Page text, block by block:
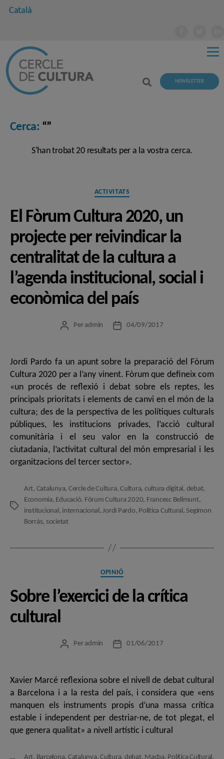
Català
NEWSLETTER
Cerca: “”
S'han trobat 20 resultats per a la vostra cerca.
Categories
ACTIVITATS
El Fòrum Cultura 2020, un
projecte per reivindicar la
centralitat de la cultura a
l’agenda institucional, social i
econòmica del país
Autor
Per admin
Data04/09/2017
Jordi Pardo fa un apunt sobre la preparació del Fòrum
Cultura 2020 per a l’any vinent. Fòrum que defineix com
«un procés de reflexió i debat sobre els reptes, les
principals prioritats i elements de canvi en el món de la
cultura; des de la perspectiva de les polítiques culturals
públiques, les institucions privades, l’acció cultural
comunitària i el seu valor en la construcció de
ciutadania, l’activitat cultural del món empresarial i les
organitzacions del tercer sector».
Etiquetes
Art, Catalunya, Cercle de Cultura,Cultura, cultura digital , debat,
Economia, Educació, Fòrum Cultura 2020, Francesc Bellmunt,
institucional , internacional ,Jordi Pardo, Política Cultural , Segimon
Borràs, societat
Categories
OPINIÓ
Sobre l’exercici de la crítica
cultural
Autor
Per admin
Data01/06/2017
Xavier Marcé reflexiona sobre el nivell de debat cultural
a Barcelona i a la resta del país, i considera que «ens
manquen els instruments propis d’una massa crítica
estable i independent per destriar-ne, de tot plegat, el
que genera qualitat» a nivell artístic i cultural
Art, Barcelona, Catalunya,Cultura, debat, Macba, Política Cultural,